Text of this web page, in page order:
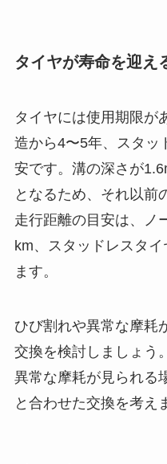
タイヤが寿命を迎え
タイヤには使用期限が
造から4〜5年、スタッ
安です。溝の深さが
となるため、それ以前
走行距離の目安は、ノ
km、スタッドレスタ
ます。
ひび割れや異常な摩耗
交換を検討しましょう
異常な摩耗が見られる
と合わせた交換を考え